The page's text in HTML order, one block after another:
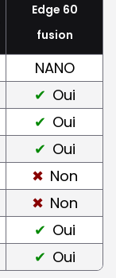
Edge 60
fusion
NANO
Oui
Oui
Oui
Non
Non
Oui
Oui